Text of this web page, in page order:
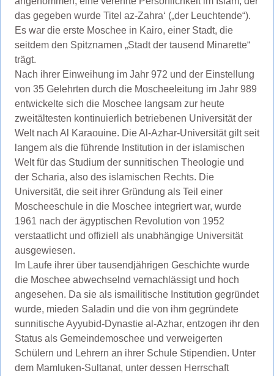
das gegeben wurde Titel az-Zahra‘ („der Leuchtende“).
Es war die erste Moschee in Kairo, einer Stadt, die
seitdem den Spitznamen „Stadt der tausend Minarette“
trägt.
Nach ihrer Einweihung im Jahr 972 und der Einstellung
von 35 Gelehrten durch die Moscheeleitung im Jahr 989
entwickelte sich die Moschee langsam zur heute
zweitältesten kontinuierlich betriebenen Universität der
Welt nach Al Karaouine. Die Al-Azhar-Universität gilt seit
langem als die führende Institution in der islamischen
Welt für das Studium der sunnitischen Theologie und
der Scharia, also des islamischen Rechts. Die
Universität, die seit ihrer Gründung als Teil einer
Moscheeschule in die Moschee integriert war, wurde
1961 nach der ägyptischen Revolution von 1952
verstaatlicht und offiziell als unabhängige Universität
ausgewiesen.
Im Laufe ihrer über tausendjährigen Geschichte wurde
die Moschee abwechselnd vernachlässigt und hoch
angesehen. Da sie als ismailitische Institution gegründet
wurde, mieden Saladin und die von ihm gegründete
sunnitische Ayyubid-Dynastie al-Azhar, entzogen ihr den
Status als Gemeindemoschee und verweigerten
Schülern und Lehrern an ihrer Schule Stipendien. Unter
dem Mamluken-Sultanat, unter dessen Herrschaft